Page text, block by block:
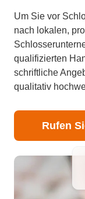
Um Sie vor
nach lokalen,
qualifizierten
schriftliche
qualitativ
Rufen